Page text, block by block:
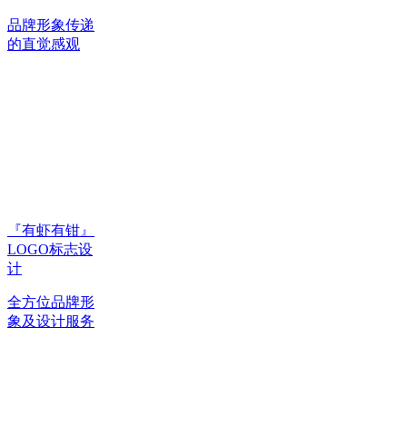
品牌形象传递
的直觉感观
『有虾有钳』
LOGO标志设
计
全方位品牌形
象及设计服务